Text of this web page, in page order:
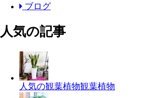
ブログ
人気の記事
人気の観葉植物観葉植物